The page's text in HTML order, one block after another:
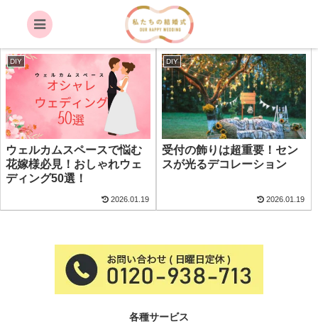
受付
DIY
ウェルカムスペースで悩む
花嫁様必見！おしゃれウェ
ディング50選！
2026.01.19
DIY
受付の飾りは超重要！セン
スが光るデコレーション
2026.01.19
各種サービス